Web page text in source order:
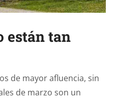
están tan
de mayor afluencia, sin
de marzo son un